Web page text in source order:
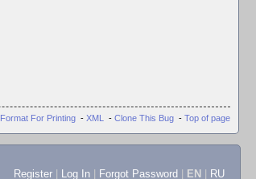
Format For Printing - XML - Clone This Bug - Top of page
Register Log In Forgot Password EN RU